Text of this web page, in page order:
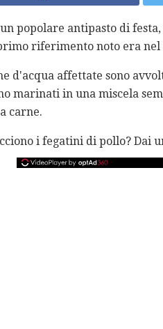
popolare antipasto di
riferimento noto era
d'acqua affettate sono
marinati in una miscela
carne.
i fegatini di pollo? Dai